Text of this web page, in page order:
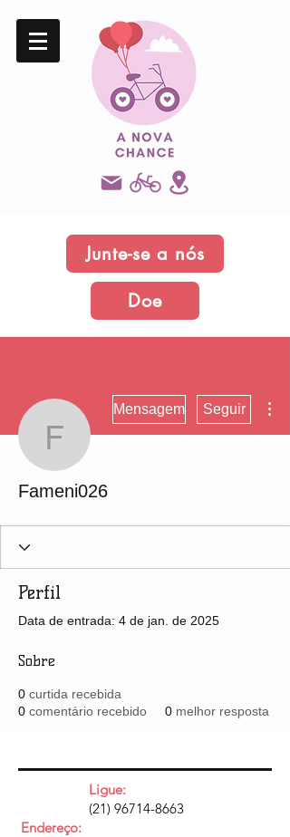
Junte-se a nós
Doe
Fameni026
Mensagem Seguir
Fameni026
Perfil
Data de entrada: 4 de jan. de 2025
Sobre
0 curtida recebida
0 comentário recebido 0 melhor resposta
Ligue:
(21) 96714-8663
Endereço: